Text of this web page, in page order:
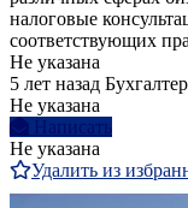
налоговые
соответствующих
Не указана
5 лет назад
Не указана
Написать
Не указана
Удалить из